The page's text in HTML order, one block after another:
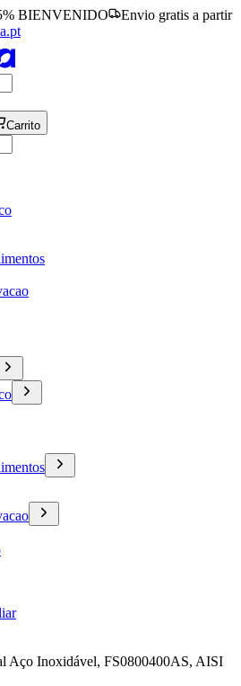
BIENVENIDO
Envio gratis a partir
Carrito
Aço Inoxidável, FS0800400AS, AISI